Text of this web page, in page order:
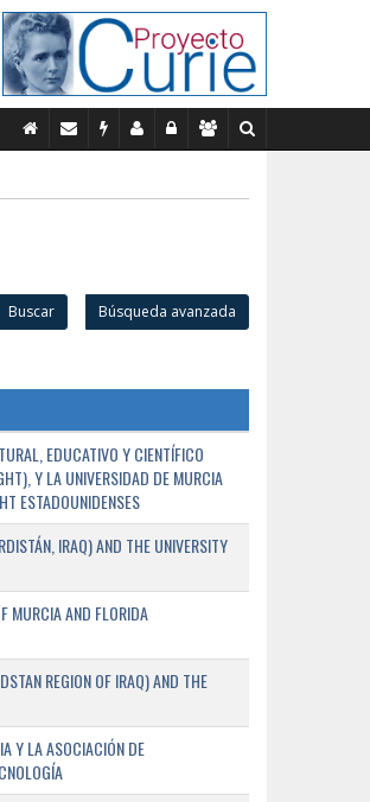
Buscar Búsqueda avanzada
EDUCATIVO Y CIENTÍFICO
Y LA UNIVERSIDAD DE MURCIA
ESTADOUNIDENSES
IRAQ) AND THE UNIVERSITY
MURCIA AND FLORIDA
REGION OF IRAQ) AND THE
Y LA ASOCIACIÓN DE